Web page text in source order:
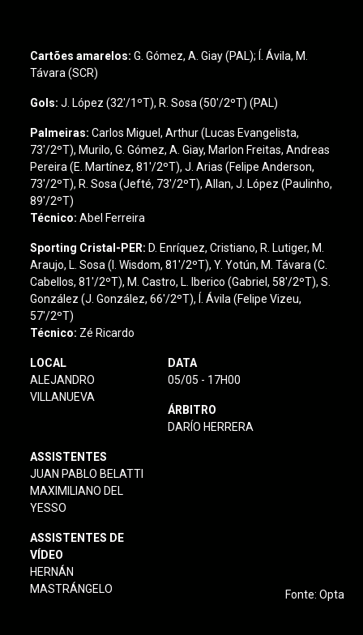
Cartões amarelos: G. Gómez, A. Giay (PAL); Í. Ávila, M.
Távara (SCR)
Gols: J. López (32'/1ºT), R. Sosa (50'/2ºT) (PAL)
Palmeiras: Carlos Miguel, Arthur (Lucas Evangelista,
73'/2ºT), Murilo, G. Gómez, A. Giay, Marlon Freitas, Andreas
Pereira (E. Martínez, 81'/2ºT), J. Arias (Felipe Anderson,
73'/2ºT), R. Sosa (Jefté, 73'/2ºT), Allan, J. López (Paulinho,
89'/2ºT)
Técnico: Abel Ferreira
Sporting Cristal-PER: D. Enríquez, Cristiano, R. Lutiger, M.
Araujo, L. Sosa (I. Wisdom, 81'/2ºT), Y. Yotún, M. Távara (C.
Cabellos, 81'/2ºT), M. Castro, L. Iberico (Gabriel, 58'/2ºT), S.
González (J. González, 66'/2ºT), Í. Ávila (Felipe Vizeu,
57'/2ºT)
Técnico: Zé Ricardo
LOCAL
ALEJANDRO
VILLANUEVA
DATA
05/05 - 17H00
ÁRBITRO
DARÍO HERRERA
ASSISTENTES
JUAN PABLO BELATTI
MAXIMILIANO DEL
YESSO
ASSISTENTES DE
VÍDEO
HERNÁN
MASTRÁNGELO
Fonte: Opta